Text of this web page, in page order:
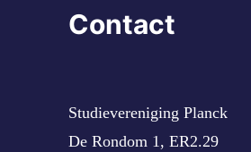
Contact
Studievereniging Planck
De Rondom 1, ER2.29